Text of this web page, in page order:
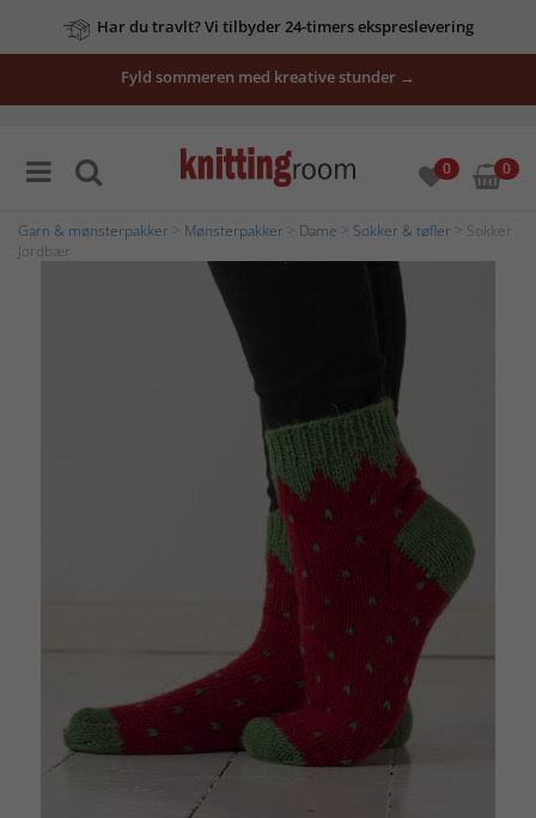
Har du travlt? Vi tilbyder 24-timers ekspreslevering
Fyld sommeren med kreative stunder →
0 0
Garn & mønsterpakker Mønsterpakker Dame Sokker & tøfler > Sokker
Jordbær